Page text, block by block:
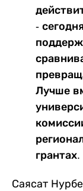
-
Лучше
Саясат